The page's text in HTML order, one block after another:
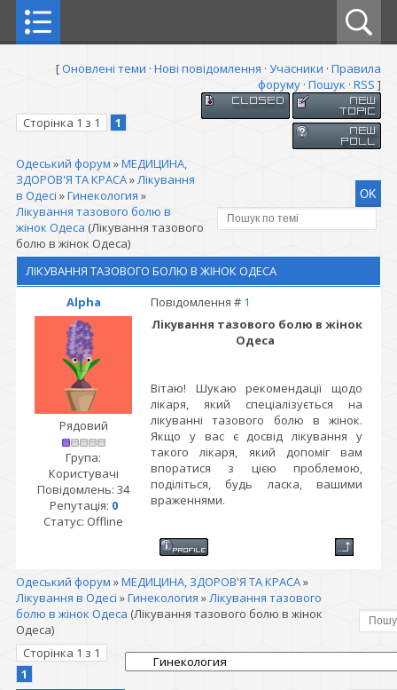
[Оновлені теми · Нові повідомлення · Учасники · Правила
форуму · Пошук · RSS ]
Сторінка 1 з 1 1
Одеський форум »МЕДИЦИНА,
ЗДОРОВ'Я ТА КРАСА»Лікування
в Одесі »Гинекология »
Лікування тазового болю в
жінок Одеса (Лікування тазового
болю в жінок Одеса)
ЛІКУВАННЯ ТАЗОВОГО БОЛЮ В ЖІНОК ОДЕСА
Alpha
Повідомлення # 1
Рядовий
Група:
Користувачі
Повідомлень: 34
Репутація: 0
Статус: Offline
Лікування тазового болю в жінок
Одеса
Вітаю! Шукаю рекомендації щодо
лікаря, який спеціалізується на
лікуванні тазового болю в жінок.
Якщо у вас є досвід лікування у
такого лікаря, який допоміг вам
впоратися з цією проблемою,
поділіться, будь ласка, вашими
враженнями.
Одеський форум »МЕДИЦИНА, ЗДОРОВ'Я ТА КРАСА»
Лікування в Одесі »Гинекология »Лікування тазового
болю в жінок Одеса (Лікування тазового болю в жінок
Одеса)
Сторінка 1 з 1
1